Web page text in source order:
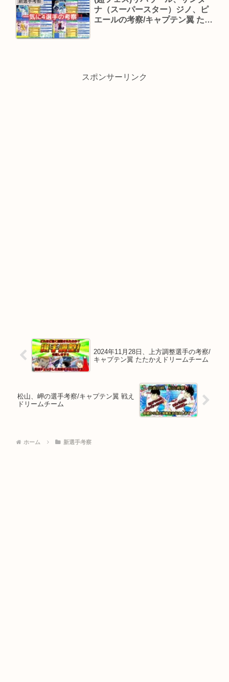
ナ（スーパースター）ジノ、ピ
エールの考察/キャプテン翼 たた
スポンサーリンク
2024年11月28日、上方調整選手の考察/
キャプテン翼 たたかえドリームチーム
松山、岬の選手考察/キャプテン翼 戦え
ドリームチーム
ホーム 新選手考察